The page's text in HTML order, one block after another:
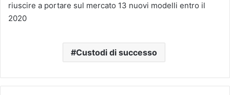
riuscire a portare sul mercato 13 nuovi modelli entro il
2020
Custodi di successo